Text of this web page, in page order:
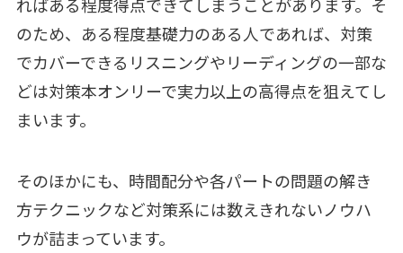
ればある程度得点できてしまうことがあります。そ
のため、ある程度基礎力のある人であれば、対策
でカバーできるリスニングやリーディングの一部な
どは対策本オンリーで実力以上の高得点を狙えてし
まいます。
そのほかにも、時間配分や各パートの問題の解き
方テクニックなど対策系には数えきれないノウハ
ウが詰まっています。